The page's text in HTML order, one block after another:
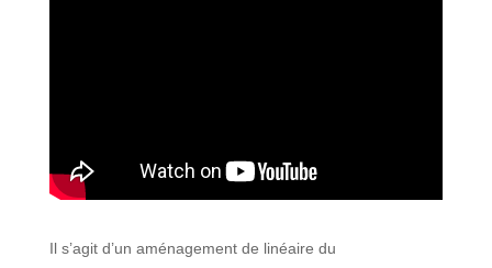
Il s’agit d’un aménagement de linéaire du